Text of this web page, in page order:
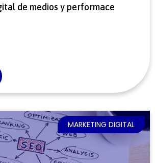
de medios y performace
MARKETING DIGITAL